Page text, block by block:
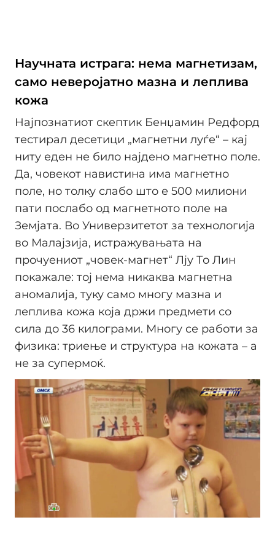
Научната истрага: нема магнетизам,
само неверојатно мазна и леплива
кожа
Најпознатиот скептик Бенџамин Редфорд
тестирал десетици „магнетни луѓе“ – кај
ниту еден не било најдено магнетно поле.
Да, човекот навистина има магнетно
поле, но толку слабо што е 500 милиони
пати послабо од магнетното поле на
Земјата. Во Универзитетот за технологија
во Малајзија, истражувањата на
прочуениот „човек-магнет“ Лју То Лин
покажале: тој нема никаква магнетна
аномалија, туку само многу мазна и
леплива кожа која држи предмети со
сила до 36 килограми. Многу се работи за
физика: триење и структура на кожата – а
не за супермоќ.